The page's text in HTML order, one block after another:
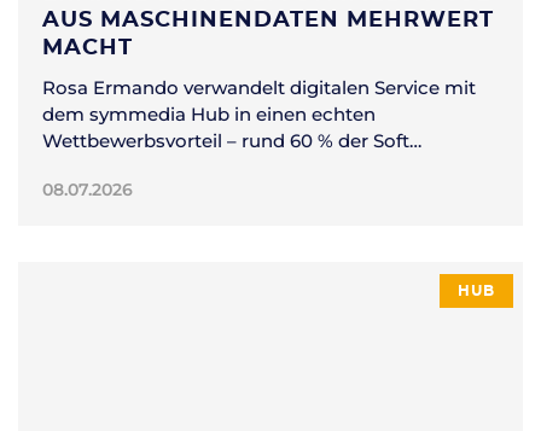
AUS MASCHINENDATEN MEHRWERT
MACHT
Rosa Ermando verwandelt digitalen Service mit
dem symmedia Hub in einen echten
Wettbewerbsvorteil – rund 60 % der Soft…
08.07.2026
HUB